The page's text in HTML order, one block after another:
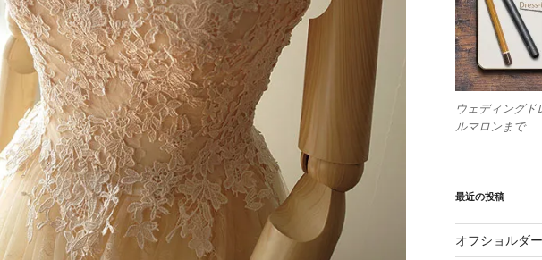
ウェディングド
ルマロンまで
最近の投稿
オフショルダ